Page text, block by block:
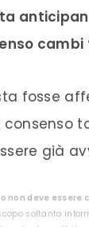
cambi
fosse
consenso
già
non deve essere
soltanto